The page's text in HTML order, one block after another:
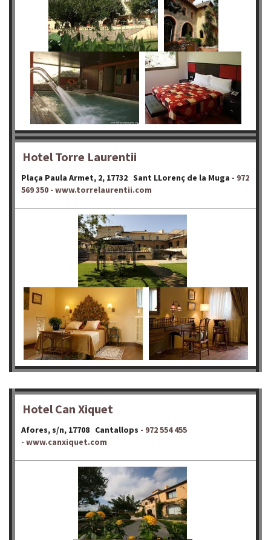
Hotel Torre Laurentii
Plaça Paula Armet, 2, 17732 Sant LLorenç de la Muga - 972
569 350 - www.torrelaurentii.com
Hotel Can Xiquet
Afores, s/n, 17708 Cantallops - 972 554 455
- www.canxiquet.com